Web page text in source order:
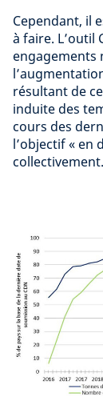
Cependant, il
à faire. L’outil
engagements
résultant de
induite des
cours des
l’objectif « en
collectivement.